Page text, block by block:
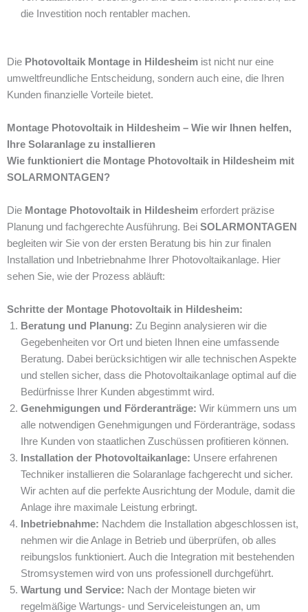
die Investition noch rentabler machen.
Die Photovoltaik Montage in Hildesheim ist nicht nur eine
umweltfreundliche Entscheidung, sondern auch eine, die Ihren
Kunden finanzielle Vorteile bietet.
Montage Photovoltaik in Hildesheim – Wie wir Ihnen helfen,
Ihre Solaranlage zu installieren
Wie funktioniert die Montage Photovoltaik in Hildesheim mit
SOLARMONTAGEN?
Die Montage Photovoltaik in Hildesheim erfordert präzise
Planung und fachgerechte Ausführung. Bei SOLARMONTAGEN
begleiten wir Sie von der ersten Beratung bis hin zur finalen
Installation und Inbetriebnahme Ihrer Photovoltaikanlage. Hier
sehen Sie, wie der Prozess abläuft:
Schritte der Montage Photovoltaik in Hildesheim:
Beratung und Planung: Zu Beginn analysieren wir die
Gegebenheiten vor Ort und bieten Ihnen eine umfassende
Beratung. Dabei berücksichtigen wir alle technischen Aspekte
und stellen sicher, dass die Photovoltaikanlage optimal auf die
Bedürfnisse Ihrer Kunden abgestimmt wird.
Genehmigungen und Förderanträge: Wir kümmern uns um
alle notwendigen Genehmigungen und Förderanträge, sodass
Ihre Kunden von staatlichen Zuschüssen profitieren können.
Installation der Photovoltaikanlage: Unsere erfahrenen
Techniker installieren die Solaranlage fachgerecht und sicher.
Wir achten auf die perfekte Ausrichtung der Module, damit die
Anlage ihre maximale Leistung erbringt.
Inbetriebnahme: Nachdem die Installation abgeschlossen ist,
nehmen wir die Anlage in Betrieb und überprüfen, ob alles
reibungslos funktioniert. Auch die Integration mit bestehenden
Stromsystemen wird von uns professionell durchgeführt.
Wartung und Service: Nach der Montage bieten wir
regelmäßige Wartungs- und Serviceleistungen an, um